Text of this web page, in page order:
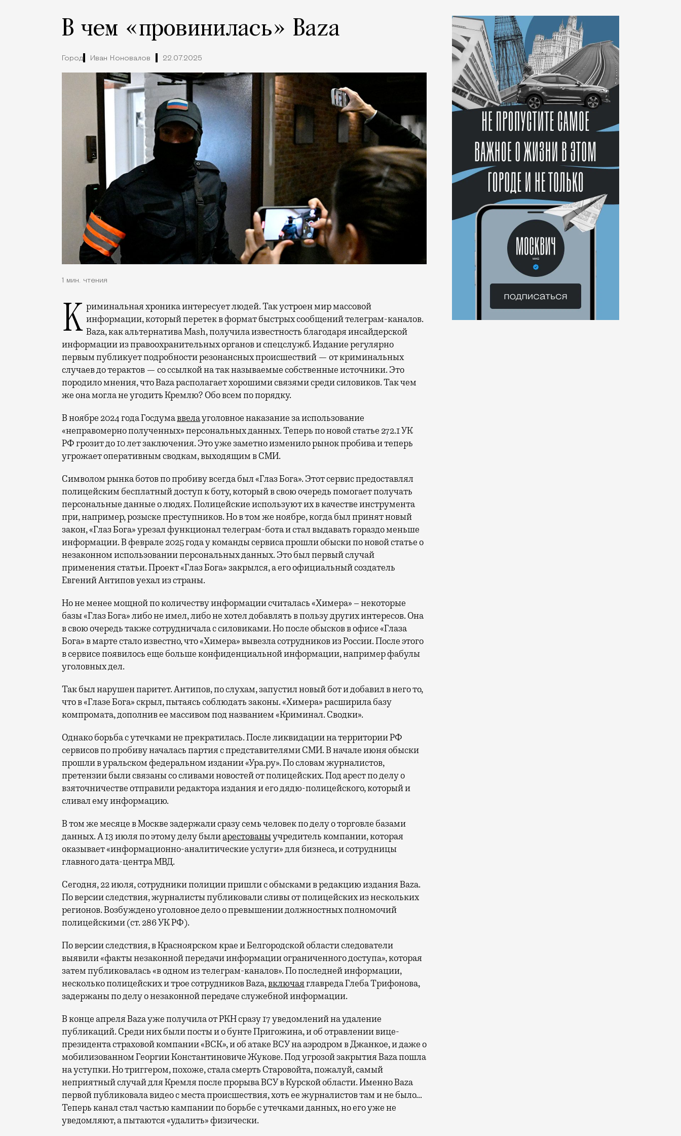
В чем «провинилась» Baza
Город Иван Коновалов 22.07.2025
1 мин. чтения
Криминальная хроника интересует людей. Так устроен мир массовой информации, который перетек в формат быстрых сообщений телеграм-каналов.
Baza, как альтернатива Mash, получила известность благодаря инсайдерской
информации из правоохранительных органов и спецслужб. Издание регулярно
первым публикует подробности резонансных происшествий — от криминальных
случаев до терактов — со ссылкой на так называемые собственные источники. Это
породило мнения, что Baza располагает хорошими связями среди силовиков. Так чем
же она могла не угодить Кремлю? Обо всем по порядку.
В ноябре 2024 года Госдумаввелауголовное наказание за использование
«неправомерно полученных» персональных данных. Теперь по новой статье 272.1 УК
РФ грозит до 10 лет заключения. Это уже заметно изменило рынок пробива и теперь
угрожает оперативным сводкам, выходящим в СМИ.
Символом рынка ботов по пробиву всегда был «Глаз Бога». Этот сервис предоставлял
полицейским бесплатный доступ к боту, который в свою очередь помогает получать
персональные данные о людях. Полицейские используют их в качестве инструмента
при, например, розыске преступников. Но в том же ноябре, когда был принят новый
закон, «Глаз Бога» урезал функционал телеграм-бота и стал выдавать гораздо меньше
информации. В феврале 2025 года у команды сервиса прошли обыски по новой статье о
незаконном использовании персональных данных. Это был первый случай
применения статьи. Проект «Глаз Бога» закрылся, а его официальный создатель
Евгений Антипов уехал из страны.
Но не менее мощной по количеству информации считалась «Химера» – некоторые
базы «Глаз Бога» либо не имел, либо не хотел добавлять в пользу других интересов. Она
в свою очередь также сотрудничала с силовиками. Но после обысков в офисе «Глаза
Бога» в марте стало известно, что «Химера» вывезла сотрудников из России. После этого
в сервисе появилось еще больше конфиденциальной информации, например фабулы
уголовных дел.
Так был нарушен паритет. Антипов, по слухам, запустил новый бот и добавил в него то,
что в «Глазе Бога» скрыл, пытаясь соблюдать законы. «Химера» расширила базу
компромата, дополнив ее массивом под названием «Криминал. Сводки».
Однако борьба с утечками не прекратилась. После ликвидации на территории РФ
сервисов по пробиву началась партия с представителями СМИ. В начале июня обыски
прошли в уральском федеральном издании «Ура.ру». По словам журналистов,
претензии были связаны со сливами новостей от полицейских. Под арест по делу о
взяточничестве отправили редактора издания и его дядю-полицейского, который и
сливал ему информацию.
В том же месяце в Москве задержали сразу семь человек по делу о торговле базами
данных. А 13 июля по этому делу былиарестованыучредитель компании, которая
оказывает «информационно-аналитические услуги» для бизнеса, и сотрудницы
главного дата-центра МВД.
Сегодня, 22 июля, сотрудники полиции пришли с обысками в редакцию издания Baza.
По версии следствия, журналисты публиковали сливы от полицейских из нескольких
регионов. Возбуждено уголовное дело о превышении должностных полномочий
полицейскими (ст. 286 УК РФ).
По версии следствия, в Красноярском крае и Белгородской области следователи
выявили «факты незаконной передачи информации ограниченного доступа», которая
затем публиковалась «в одном из телеграм-каналов».По последней информации,
несколько полицейских и трое сотрудников Baza,включаяглавреда Глеба Трифонова,
задержаны по делу о незаконной передаче служебной информации.
В конце апреля Baza уже получила от РКН сразу 17 уведомлений на удаление
публикаций. Среди них были посты и о бунте Пригожина, и об отравлении вице-
президента страховой компании «ВСК», и об атаке ВСУ на аэродром в Джанкое, и даже о
мобилизованном Георгии Константиновиче Жукове. Под угрозой закрытия Baza пошла
на уступки. Но триггером, похоже, стала смерть Старовойта, пожалуй, самый
неприятный случай для Кремля после прорыва ВСУ в Курской области. Именно Baza
первой публиковала видео с места происшествия, хоть ее журналистов там и не было…
Теперь канал стал частью кампании по борьбе с утечками данных, но его уже не
уведомляют, а пытаются «удалить» физически.